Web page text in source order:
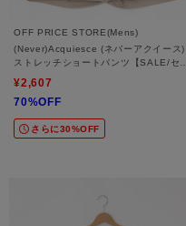
OFF PRICE STORE(Mens)
(Never)Acquiesce (ネバーアクイース)
ストレッチショートパンツ【SALE/セー
レンド/きれいめカジュアル】
¥2,607
70%OFF
さらに30%OFF